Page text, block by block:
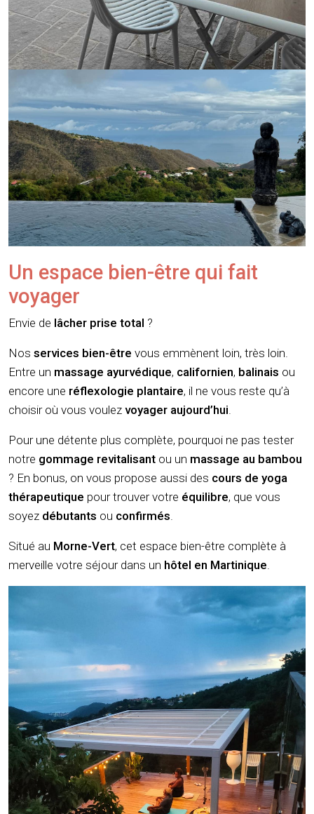
Un espace bien-être qui fait
voyager
Envie de lâcher prise total ?
Nos services bien-être vous emmènent loin, très loin.
Entre un massage ayurvédique, californien, balinais ou
encore une réflexologie plantaire, il ne vous reste qu’à
choisir où vous voulez voyager aujourd’hui
Pour une détente plus complète, pourquoi ne pas tester
notre gommage revitalisant ou un massage au bambou
? En bonus, on vous propose aussi des cours de yoga
thérapeutique pour trouver votre équilibre, que vous
soyez débutants ou confirmés
Situé au Morne-Vert, cet espace bien-être complète à
merveille votre séjour dans un hôtel en Martinique